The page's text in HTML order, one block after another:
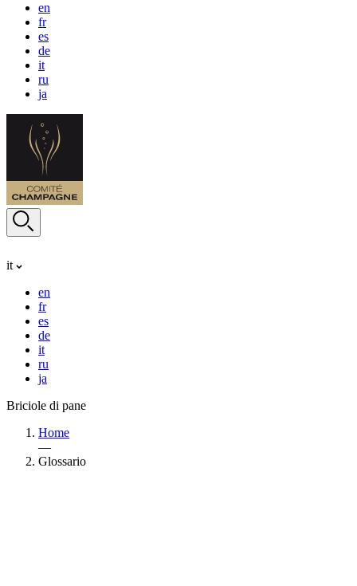
en
fr
es
de
it
ru
ja
it
en
fr
es
de
it
ru
ja
Briciole di pane
Home
—
Glossario